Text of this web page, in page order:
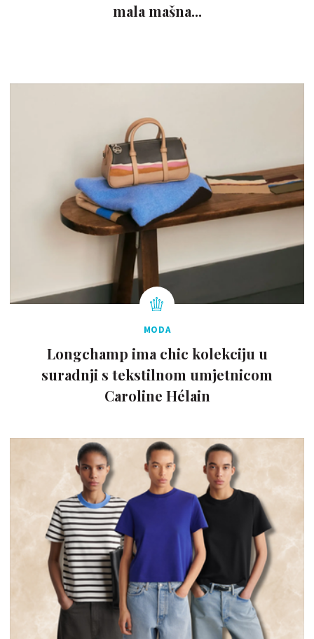
mala mašna...
MODA
Longchamp ima chic kolekciju u
suradnji s tekstilnom umjetnicom
Caroline Hélain